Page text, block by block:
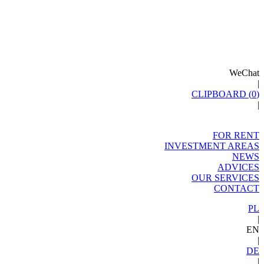
WeChat
|
CLIPBOARD (0)
|
FOR RENT
INVESTMENT AREAS
NEWS
ADVICES
OUR SERVICES
CONTACT
PL
|
EN
|
DE
|